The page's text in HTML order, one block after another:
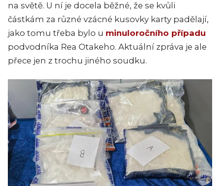
na světě. U ní je docela běžné, že se kvůli
částkám za různé vzácné kusovky karty padělají,
jako tomu třeba bylo u minuloročního případu
podvodníka Rea Otakeho. Aktuální zpráva je ale
přece jen z trochu jiného soudku.